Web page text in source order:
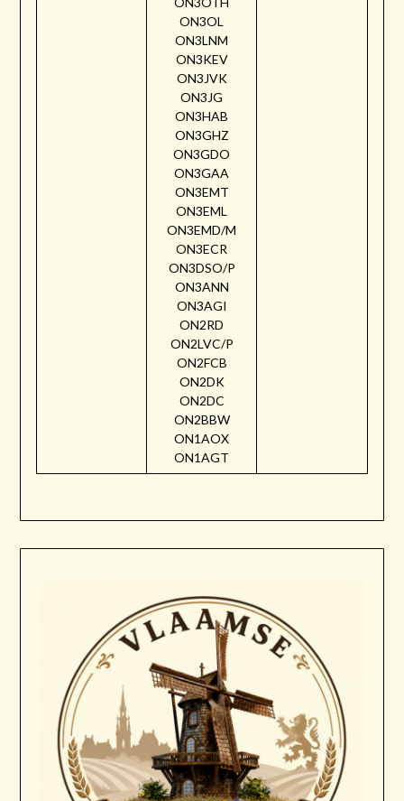
ON3OL
ON3LNM
ON3KEV
ON3JVK
ON3JG
ON3HAB
ON3GHZ
ON3GDO
ON3GAA
ON3EMT
ON3EML
ON3EMD/M
ON3ECR
ON3DSO/P
ON3ANN
ON3AGI
ON2RD
ON2LVC/P
ON2FCB
ON2DK
ON2DC
ON2BBW
ON1AOX
ON1AGT